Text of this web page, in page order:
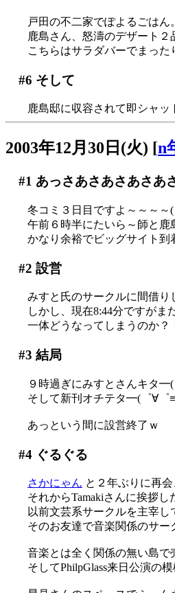
戸田の不二家でぽよるごはん。
鹿島さん、怒濤のデザート２
こちらはサラダバーでまった
#6 そして
鹿島邸に収容されて即シャッ
2003年12月30日(火) [n
#1 あっさあさあさあさあ
冬コミ３日目ですよ～～～～
午前６時半にたいら～師と鹿
かなり余裕でビッグサイト到
#2 設営
みすと氏のサークルに間借り
しかし、現在8:44分ですが
一体どうなってしまうのか？
#3 結局
９時過ぎにみすとさんキタ
そして新刊オチテタ━(゜∀
あっという間に設営終了ｗ
#4ぐるぐる
さかにゃん と２年ぶりに再
それからTamakiさんに挨拶し
以前文芸系サークルを主宰
そのお友達で音楽関係のサ
音楽とは全く関係の無い島で
そしてPhilpGlass来日公演の